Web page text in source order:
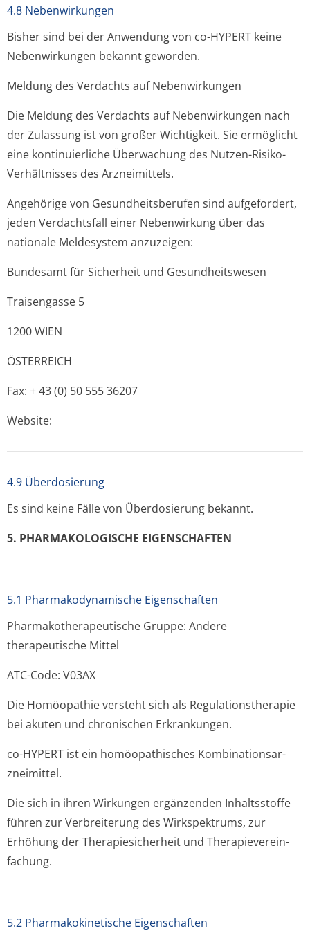
4.8 Nebenwirkungen
Bisher sind bei der Anwendung von co-HYPERT keine
Nebenwirkungen bekannt geworden.
Meldung des Verdachts auf Nebenwirkungen
Die Meldung des Verdachts auf Nebenwirkungen nach
der Zulassung ist von großer Wichtigkeit. Sie ermöglicht
eine kontinuierliche Überwachung des Nutzen-Risiko-
Verhältnisses des Arzneimittels.
Angehörige von Gesundheitsberufen sind aufgefordert,
jeden Verdachtsfall einer Nebenwirkung über das
nationale Meldesystem anzuzeigen:
Bundesamt für Sicherheit und Gesundheitswesen
Traisengasse 5
1200 WIEN
ÖSTERREICH
Fax: + 43 (0) 50 555 36207
Website:
4.9 Überdosierung
Es sind keine Fälle von Überdosierung bekannt.
5. PHARMAKOLO­GISCHE EIGENSCHAFTEN
5.1 Pharmakodynamische Eigenschaften
Pharmakothera­peutische Gruppe: Andere
therapeutische Mit­tel
ATC-Code: V03AX
Die Homöopathie versteht sich als Regulationstherapie
bei akuten und chronischen Erkrankungen.
co-HYPERT ist ein homöopathisches Kombinationsar­
zneimittel.
Die sich in ihren Wirkungen ergänzenden Inhaltsstoffe
führen zur Verbreiterung des Wirkspektrums, zur
Erhöhung der Therapiesicherheit und Therapieverein­
fachung.
5.2 Pharmakokinetische Eigenschaften